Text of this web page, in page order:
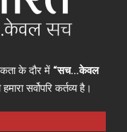
के दौर में “सच…केवल
सर्वोपरि कर्तव्य है।